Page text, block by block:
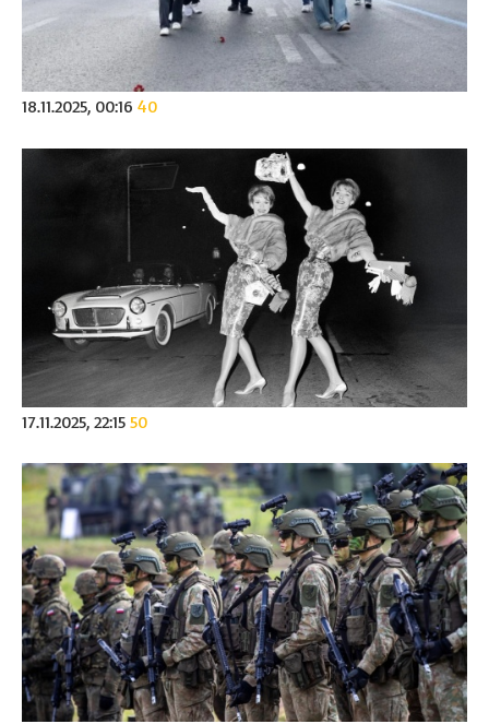
18.11.2025, 00:16 40
17.11.2025, 22:15 50